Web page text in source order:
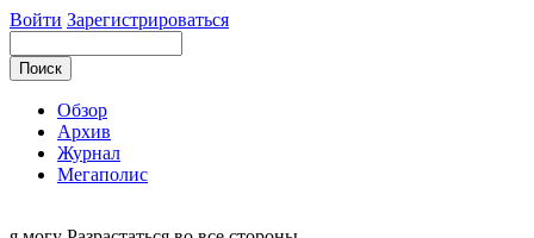
Войти Зарегистрироваться
Обзор
Архив
Журнал
Мегаполис